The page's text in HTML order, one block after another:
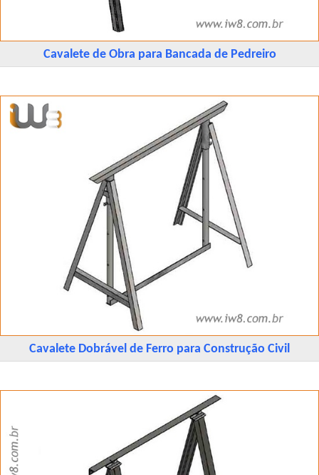
Cavalete de Obra para Bancada de Pedreiro
Cavalete Dobrável de Ferro para Construção Civil